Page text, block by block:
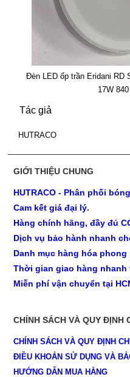
Đèn LED ốp trần Eridani RD
17W 840
Tác giả
HUTRACO
GIỚI THIỆU CHUNG
HUTRACO - Phân phối
Cam kết giá đại lý.
Hàng chính hãng, đầy đủ
Dịch vụ bảo hành nhanh
Danh mục hàng hóa phong
Thời gian giao hàng nhanh
Miễn phí vận chuyển tại
CHÍNH SÁCH VÀ QUY ĐỊNH
CHÍNH SÁCH VÀ QUY ĐỊNH
ĐIỀU KHOẢN SỬ DỤNG VÀ
HƯỚNG DẪN MUA HÀNG